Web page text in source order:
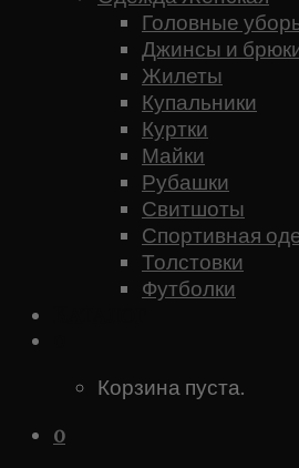
Головные
Джинсы и
Жилеты
Купальники
Куртки
Майки
Рубашки
Свитшоты
Спортивная
Толстовки
Футболки
Корзина пуста.
0